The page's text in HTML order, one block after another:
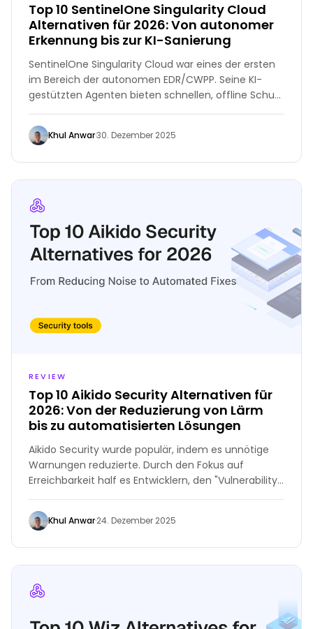
Top 10 SentinelOne Singularity Cloud
Alternativen für 2026: Von autonomer
Erkennung bis zur KI-Sanierung
SentinelOne Singularity Cloud war eines der ersten
im Bereich der autonomen EDR/CWPP. Seine KI-
gestützten Agenten bieten schnellen, offline Schutz
und haben vielen Organisationen geholfen,
Ransomware-Angriffe zu vermeiden.
Khul Anwar·30. Dezember 2025
REVIEW
Top 10 Aikido Security Alternativen für
2026: Von der Reduzierung von Lärm
bis zu automatisierten Lösungen
Aikido Security wurde populär, indem es unnötige
Warnungen reduzierte. Durch den Fokus auf
Erreichbarkeit half es Entwicklern, den "Vulnerability
Khul Anwar·24. Dezember 2025